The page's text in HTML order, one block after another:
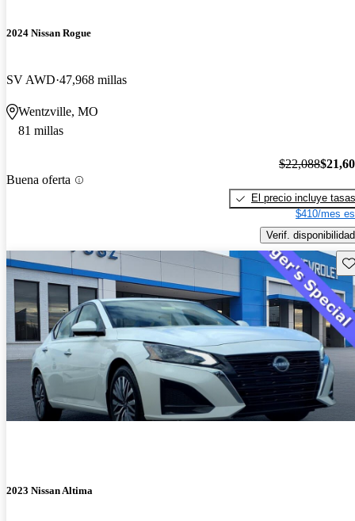
2024 Nissan Rogue
SV AWD 47,968 millas
Wentzville, MO
81 millas
Buena oferta
$22,088
El precio incluye tasas
$410/mes
Verif. disponibilidad
2023 Nissan Altima